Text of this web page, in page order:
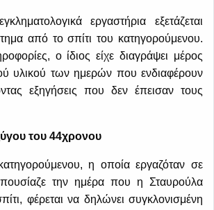
εργαστήρια εξετάζεται
από το σπίτι του κατηγορούμενου.
ο ίδιος είχε διαγράψει μέρος
υλικού των ημερών που ενδιαφέρουν
εξηγήσεις που δεν έπεισαν τους
του 44χρονου
η οποία εργαζόταν σε
την ημέρα που η Σταυρούλα
φέρεται να δηλώνει συγκλονισμένη